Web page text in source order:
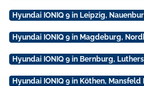
Hyundai IONIQ 9 in Leipzig,
Hyundai IONIQ 9 in Magdeburg,
Hyundai IONIQ 9 in Bernburg,
Hyundai IONIQ 9 in Köthen,